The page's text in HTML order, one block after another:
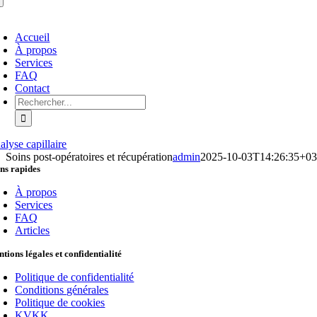
Accueil
À propos
Services
FAQ
Contact
Rechercher :
capillaire
Soins post-opératoires et récupérationadmin2025-10-
rapides
À propos
Services
FAQ
Articles
légales et confidentialité
Politique de confidentialité
Conditions générales
Politique de cookies